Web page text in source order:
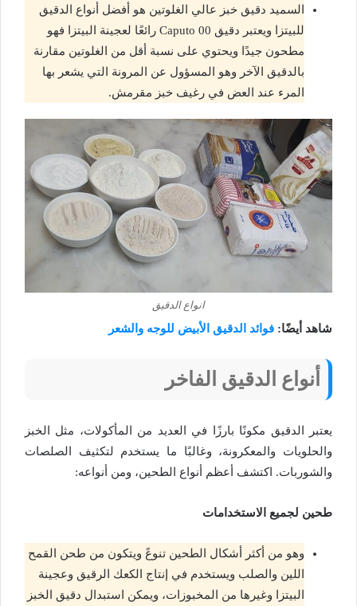
السميد دقيق خبز عالي الغلوتين هو أفضل أنواع الدقيق
للبيتزا ويعتبر دقيق Caputo 00 رائعًا لعجينة البيتزا فهو
مطحون جيدًا ويحتوي على نسبة أقل من الغلوتين مقارنة
بالدقيق الآخر وهو المسؤول عن المرونة التي يشعر بها
المرء عند العض في رغيف خبز مقرمش.
انواع الدقيق
شاهد أيضًا: فوائد الدقيق الأبيض للوجه والشعر
أنواع الدقيق الفاخر
يعتبر الدقيق مكونًا بارزًا في العديد من المأكولات، مثل الخبز
والحلويات والمعكرونة، وغالبًا ما يستخدم لتكثيف الصلصات
والشوربات. اكتشف أعظم أنواع الطحين، ومن أنواعه:
طحين لجميع الاستخدامات
وهو من أكثر أشكال الطحين تنوعً ويتكون من طحن القمح
اللين والصلب ويستخدم في إنتاج الكعك الرقيق وعجينة
البيتزا وغيرها من المخبوزات، ويمكن استبدال دقيق الخبز